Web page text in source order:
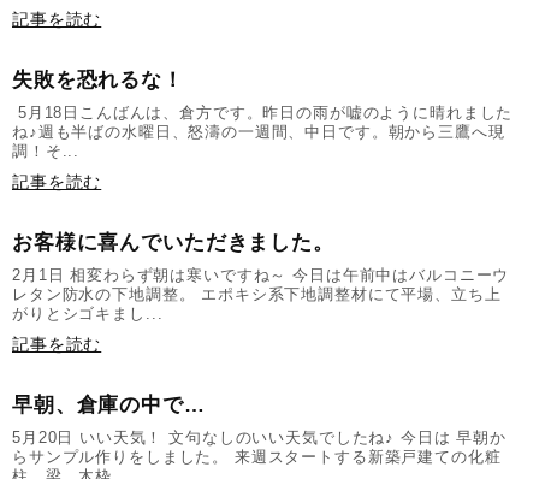
記事を読む
失敗を恐れるな！
5月18日こんばんは、倉方です。昨日の雨が嘘のように晴れました
ね♪週も半ばの水曜日、怒濤の一週間、中日です。朝から三鷹へ現
調！そ...
記事を読む
お客様に喜んでいただきました。
2月1日 相変わらず朝は寒いですね～ 今日は午前中はバルコニーウ
レタン防水の下地調整。 エポキシ系下地調整材にて平場、立ち上
がりとシゴキまし...
記事を読む
早朝、倉庫の中で…
5月20日 いい天気！ 文句なしのいい天気でしたね♪ 今日は 早朝か
らサンプル作りをしました。 来週スタートする新築戸建ての化粧